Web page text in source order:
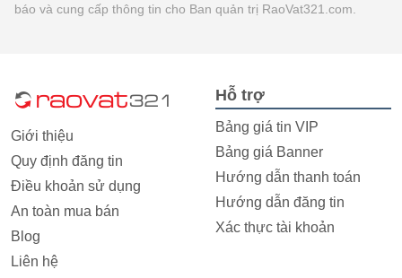
báo và cung cấp thông tin cho Ban quản trị RaoVat321.com.
Giới thiệu
Quy định đăng tin
Điều khoản sử dụng
An toàn mua bán
Blog
Liên hệ
Hỗ trợ
Bảng giá tin VIP
Bảng giá Banner
Hướng dẫn thanh toán
Hướng dẫn đăng tin
Xác thực tài khoản